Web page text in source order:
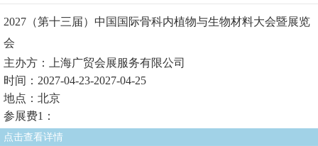
2027（第十三届）中国国际骨科内植物与生物材料大会暨展览
会
主办方：上海广贸会展服务有限公司
时间：2027-04-23-2027-04-25
地点：北京
参展费1：
点击查看详情